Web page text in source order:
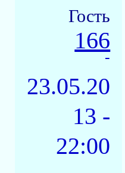
Гость
166
-
23.05.20
13 -
22:00